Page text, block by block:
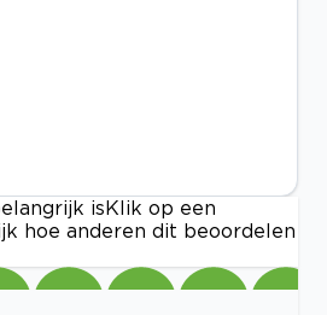
is Klik op een
hoe anderen dit beoordelen